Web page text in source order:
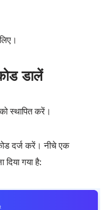
डालें
स्थापित करें।
दर्ज करें। नीचे एक
गया है: